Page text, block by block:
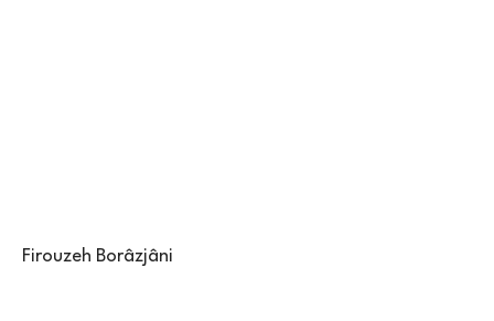
Firouzeh Borâzjâni